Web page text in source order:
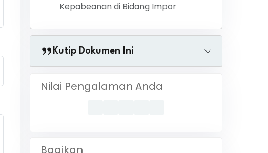
Kepabeanan di Bidang Impor
Kutip Dokumen Ini
Nilai Pengalaman Anda
Bagikan